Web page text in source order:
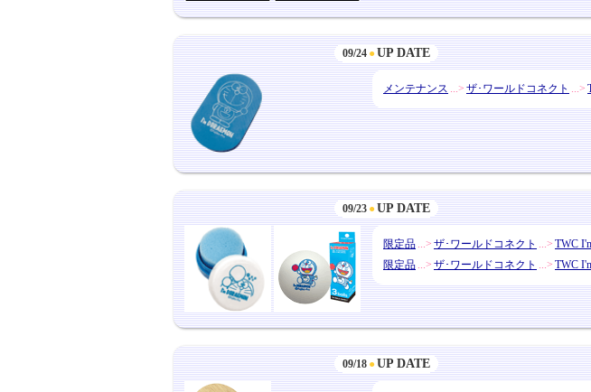
●
09/24 UP DATE
メンテナンス ...> ザ･ワールドコネクト ...>
●
09/23 UP DATE
限定品 ...> ザ･ワールドコネクト ...> TWC
限定品 ...> ザ･ワールドコネクト ...> TWC
●
09/18 UP DATE